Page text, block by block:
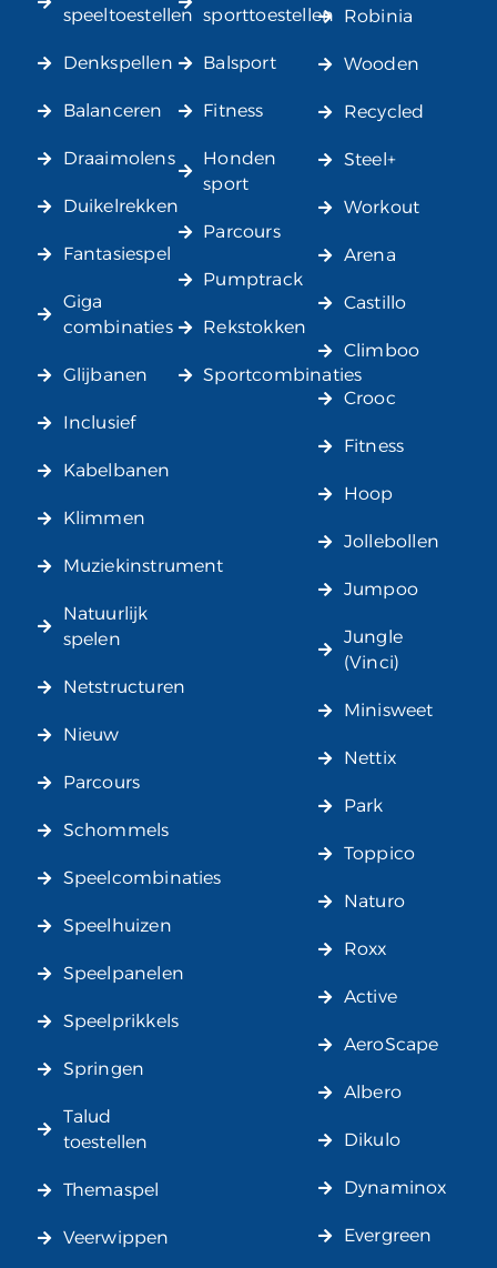
speeltoestellen
Denkspellen
Balanceren
Draaimolens
Duikelrekken
Fantasiespel
Giga
combinaties
Glijbanen
Inclusief
Kabelbanen
Klimmen
Muziekinstrument
Natuurlijk
spelen
Netstructuren
Nieuw
Parcours
Schommels
Speelcombinaties
Speelhuizen
Speelpanelen
Speelprikkels
Springen
Talud
toestellen
Themaspel
Veerwippen
sporttoestellen
Balsport
Fitness
Honden
sport
Parcours
Pumptrack
Rekstokken
Sportcombinaties
Robinia
Wooden
Recycled
Steel+
Workout
Arena
Castillo
Climboo
Crooc
Fitness
Hoop
Jollebollen
Jumpoo
Jungle
(Vinci)
Minisweet
Nettix
Park
Toppico
Naturo
Roxx
Active
AeroScape
Albero
Dikulo
Dynaminox
Evergreen